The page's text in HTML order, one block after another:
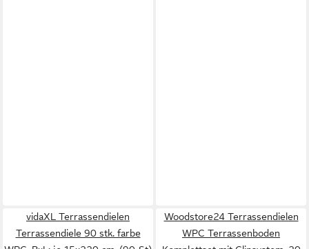
vidaXL Terrassendielen
Terrassendiele 90 stk. farbe
Woodstore24 Terrassendielen
WPC Terrassenboden